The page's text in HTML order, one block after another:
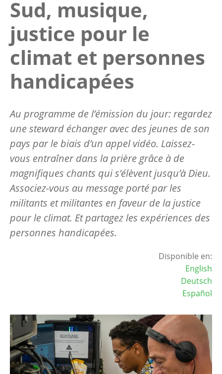
Sud, musique,
justice pour le
climat et personnes
handicapées
Au programme de l’émission du jour: regardez
une steward échanger avec des jeunes de son
pays par le biais d’un appel vidéo. Laissez-
vous entraîner dans la prière grâce à de
magnifiques chants qui s’élèvent jusqu’à Dieu.
Associez-vous au message porté par les
militants et militantes en faveur de la justice
pour le climat. Et partagez les expériences des
personnes handicapées.
Disponible en:
English
Deutsch
Español
Image